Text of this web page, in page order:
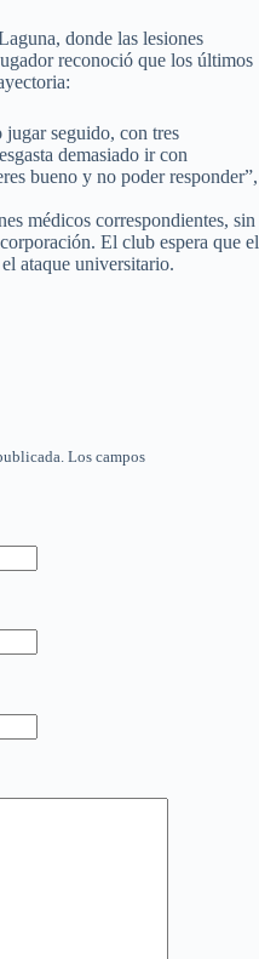
donde las lesiones
reconoció que los últimos
jugar seguido, con tres
demasiado ir con
bueno y no poder responder”,
médicos correspondientes, sin
El club espera que el
ataque universitario.
Los campos